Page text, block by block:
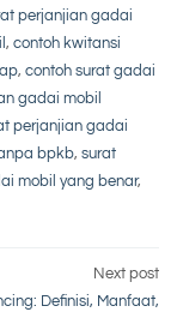
perjanjian gadai
, contoh kwitansi
, contoh surat gadai
gadai mobil
perjanjian gadai
bpkb, surat
mobil yang benar,
Next post
Definisi, Manfaat,